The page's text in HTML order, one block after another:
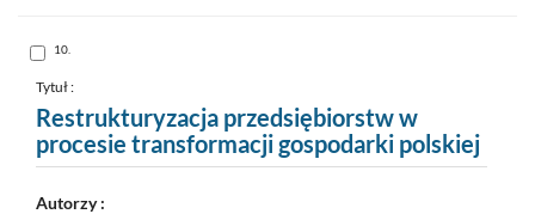
Skocz
do
nr
10
10.
Tytuł :
Restrukturyzacja przedsiębiorstw w
procesie transformacji gospodarki polskiej
Autorzy :